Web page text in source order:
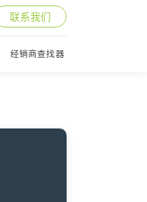
联系我们
经销商查找器